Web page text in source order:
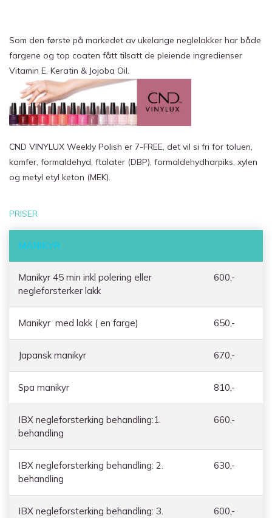
Som den første på markedet av ukelange neglelakker har både
fargene og top coaten fått tilsatt de pleiende ingredienser
Vitamin E, Keratin & Jojoba Oil.
CND VINYLUX Weekly Polish er 7-FREE, det vil si fri for toluen,
kamfer, formaldehyd, ftalater (DBP), formaldehydharpiks, xylen
og metyl etyl keton (MEK).
PRISER
MANIKYR
Manikyr 45 min inkl polering eller
negleforsterker lakk
600,-
Manikyr med lakk ( en farge) 650,-
Japansk manikyr 670,-
Spa manikyr 810,-
IBX negleforsterking behandling:1.
behandling
660,-
IBX negleforsterking behandling: 2.
behandling
630,-
IBX negleforsterking behandling: 3.
600,-